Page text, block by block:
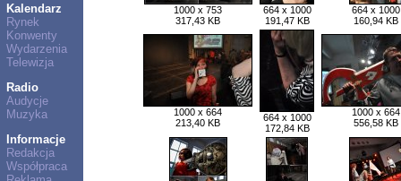
Kalendarz
Rynek
Konwenty
Wydarzenia
Telewizja
Radio
Audycje
Muzyka
Informacje
Redakcja
Współpraca
1000 x 753
317,43 KB
664 x 1000
191,47 KB
664 x 1000
160,94 KB
1000 x 664
213,40 KB
664 x 1000
172,84 KB
1000 x 664
556,58 KB